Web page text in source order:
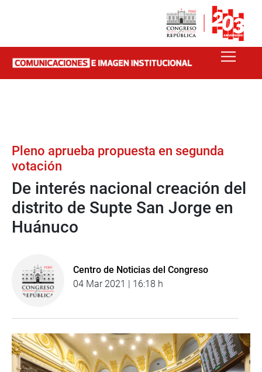
Pleno aprueba propuesta en segunda
votación
De interés nacional creación del
distrito de Supte San Jorge en
Huánuco
Centro de Noticias del Congreso
04 Mar 2021 | 16:18 h